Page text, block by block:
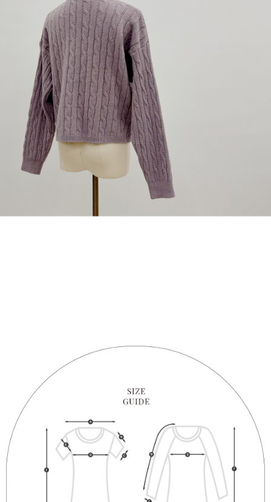
2. Pilihan kaedah pembayaran "Pembayaran Ansuran Gogo", selepas
pesanan ditubuhkan, akan secara automatik dialihkan ke proses
transaksi Gogo, selepas pengesahan nombor telefon, pilih bilangan
ansuran yang diingini, tarikh akhir pembayaran, dan setelah
mengesahkan pembayaran, transaksi akan selesai.
3. Jumlah kelulusan sebenar, bilangan ansuran dan jumlah bayaran
adalah berdasarkan halaman pengesahan transaksi seterusnya.
4. Dalam masa 30 minit selepas pesanan ditubuhkan, jika tidak pergi
untuk mengesahkan transaksi atau jika tidak lulus semakan, pesanan
akan dibatalkan secara automatik. Jika terdapat situasi "pindah untuk
semakan khusus" yang tidak lulus, ini menunjukkan bahawa sistem
penilaian tidak mencukupi, tiada penjelasan mengenai kandungan
penilaian boleh diberikan.
【Penerangan Kaedah Pembayaran】
1. Pembayaran ansuran tidak digabungkan dalam bil telekomunikasi,
"Pembayaran Ansuran Gogo" akan menghantar SMS peringatan
pembayaran selepas tarikh penyelesaian bulanan.
membayar melalui "Kod bar kedai serbaneka / Kedai rasmi Taiwan
anda (termasuk nama, telefon atau alamat) kepada Taiwan Mobile untuk
pengumpulan, pemprosesan dan penggunaan, untuk pengesahan,
semakan dan pembetulan data yang diperlukan untuk bil ansuran oleh
Taiwan Mobile.
3. Sila baca syarat perkhidmatan pengguna secara lengkap melalui
pautan berikut: https://oppay.tw/userRule
peribadi yang disenaraikan seperti di atas akan dikumpul dan digunakan
oleh AFTEE, sila jangan gunakan perkhidmatan ini.